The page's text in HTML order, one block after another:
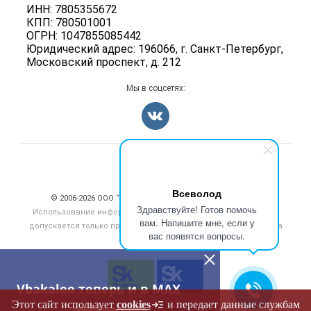
Всеволод
Здравствуйте! Готов помочь
вам. Напишите мне, если у
вас появятся вопросы.
Vbakalee теперь и в MAX
ИНН: 7805355672
КПП: 780501001
ОГРН: 1047855085442
Юридический адрес: 196066, г. Санкт-Петербург,
Московский проспект, д. 212
Мы в соцсетях:
© 2006‑2026 ООО “Инлайн”. 12+ Все права защищены.
Использование информации, размещенной на данном сайте,
допускается только при размещении активной гиперссылки на
vbakalee.ru
Этот сайт использует cookies и передает данные службам